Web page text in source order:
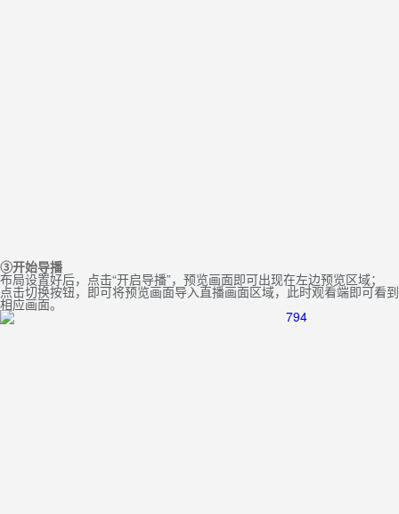
③开始导播
布局设置好后，点击“开启导播”，预览画面即可出现在左边预览区域；
点击切换按钮，即可将预览画面导入直播画面区域，此时观看端即可看到
相应画面。